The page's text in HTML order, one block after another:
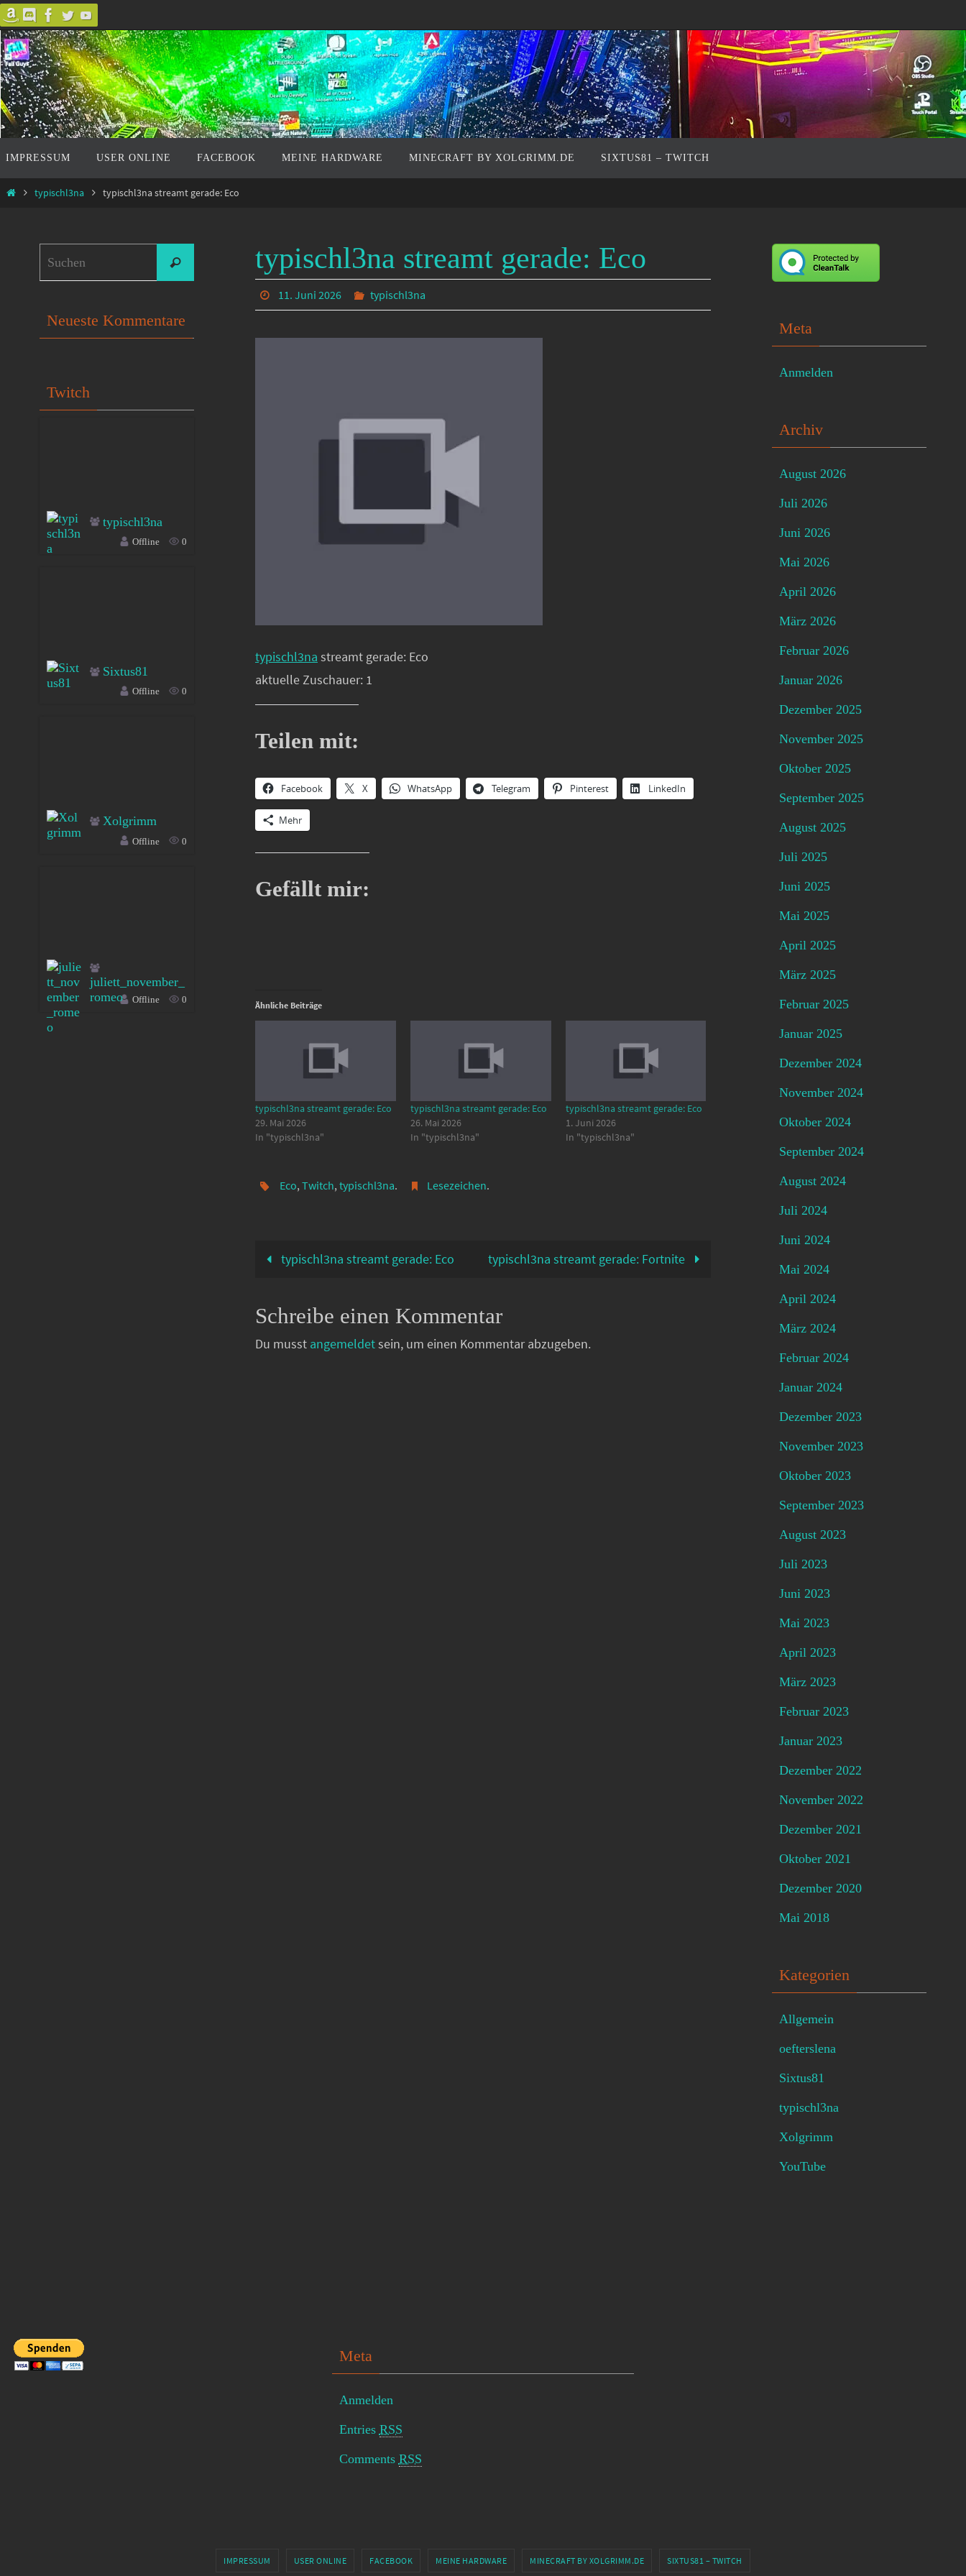
Zum
Inhalt
springen
Inhalt
springen
IMPRESSUM USER ONLINE FACEBOOK MEINE HARDWARE MINECRAFT BY XOLGRIMM.DE SIXTUS81 – TWITCH
Starttypischl3na typischl3na streamt gerade: Eco
typischl3na streamt gerade: Eco
11. Juni 2026 typischl3na
typischl3na streamt gerade: Eco
aktuelle Zuschauer: 1
Teilen mit:
Facebook X WhatsApp Telegram Pinterest LinkedIn
Mehr
Gefällt mir:
Ähnliche Beiträge
typischl3na streamt gerade: Eco
29. Mai 2026
In "typischl3na"
typischl3na streamt gerade: Eco
26. Mai 2026
In "typischl3na"
typischl3na streamt gerade: Eco
1. Juni 2026
In "typischl3na"
Eco, Twitch, typischl3na. Lesezeichen.
typischl3na streamt gerade: Eco typischl3na streamt gerade: Fortnite
Schreibe einen Kommentar
Du musst angemeldetsein, um einen Kommentar abzugeben.
nach:
Suchen
Neueste Kommentare
Twitch
typischl3na
Offline 0
Sixtus81
Offline 0
Xolgrimm
Offline 0
juliett_november_
romeo
Offline 0
Meta
Anmelden
Archiv
August 2026
Juli 2026
Juni 2026
Mai 2026
April 2026
März 2026
Februar 2026
Januar 2026
Dezember 2025
November 2025
Oktober 2025
September 2025
August 2025
Juli 2025
Juni 2025
Mai 2025
April 2025
März 2025
Februar 2025
Januar 2025
Dezember 2024
November 2024
Oktober 2024
September 2024
August 2024
Juli 2024
Juni 2024
Mai 2024
April 2024
März 2024
Februar 2024
Januar 2024
Dezember 2023
November 2023
Oktober 2023
September 2023
August 2023
Juli 2023
Juni 2023
Mai 2023
April 2023
März 2023
Februar 2023
Januar 2023
Dezember 2022
November 2022
Dezember 2021
Oktober 2021
Dezember 2020
Mai 2018
Kategorien
Allgemein
oefterslena
Sixtus81
typischl3na
Xolgrimm
YouTube
Meta
Anmelden
Entries RSS
Comments RSS
IMPRESSUM USER ONLINE FACEBOOK MEINE HARDWARE MINECRAFT BY XOLGRIMM.DE SIXTUS81 – TWITCH